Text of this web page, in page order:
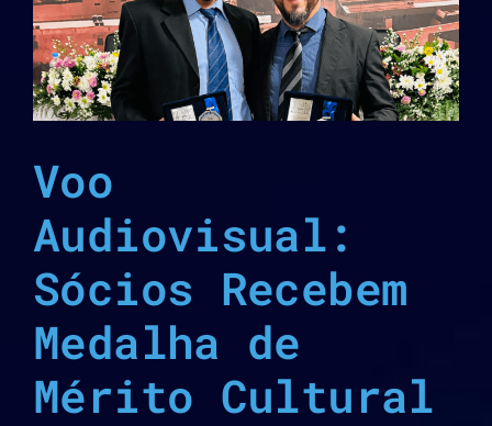
Voo
Audiovisual:
Sócios Recebem
Medalha de
Mérito Cultural